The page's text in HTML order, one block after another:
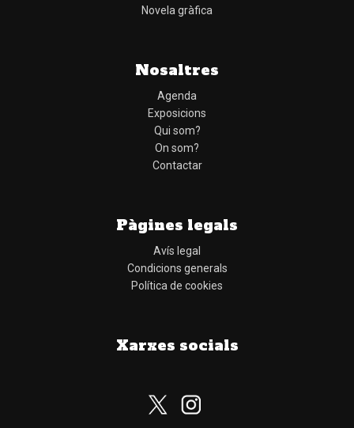
Novela gràfica
Nosaltres
Agenda
Exposicions
Qui som?
On som?
Contactar
Pàgines legals
Avís legal
Condicions generals
Política de cookies
Xarxes socials